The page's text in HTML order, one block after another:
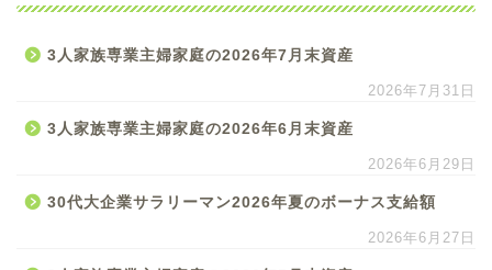
3人家族専業主婦家庭の2026年7月末資産
2026年7月31日
3人家族専業主婦家庭の2026年6月末資産
2026年6月29日
30代大企業サラリーマン2026年夏のボーナス支給額
2026年6月27日